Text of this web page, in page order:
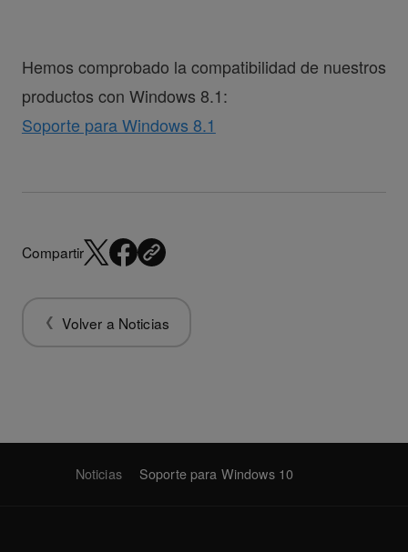
Hemos comprobado la compatibilidad de nuestros
productos con Windows 8.1:
Soporte para Windows 8.1
Compartir
Volver a Noticias
Noticias Soporte para Windows 10